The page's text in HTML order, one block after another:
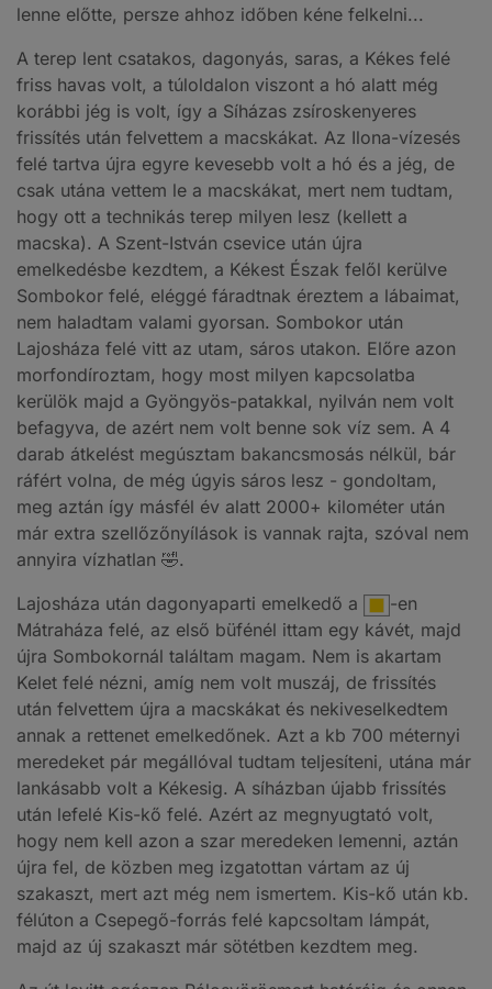
lenne előtte, persze ahhoz időben kéne felkelni...
A terep lent csatakos, dagonyás, saras, a Kékes felé
friss havas volt, a túloldalon viszont a hó alatt még
korábbi jég is volt, így a Síházas zsíroskenyeres
frissítés után felvettem a macskákat. Az Ilona-vízesés
felé tartva újra egyre kevesebb volt a hó és a jég, de
csak utána vettem le a macskákat, mert nem tudtam,
hogy ott a technikás terep milyen lesz (kellett a
macska). A Szent-István csevice után újra
emelkedésbe kezdtem, a Kékest Észak felől kerülve
Sombokor felé, eléggé fáradtnak éreztem a lábaimat,
nem haladtam valami gyorsan. Sombokor után
Lajosháza felé vitt az utam, sáros utakon. Előre azon
morfondíroztam, hogy most milyen kapcsolatba
kerülök majd a Gyöngyös-patakkal, nyilván nem volt
befagyva, de azért nem volt benne sok víz sem. A 4
darab átkelést megúsztam bakancsmosás nélkül, bár
ráfért volna, de még úgyis sáros lesz - gondoltam,
meg aztán így másfél év alatt 2000+ kilométer után
már extra szellőzőnyílások is vannak rajta, szóval nem
annyira vízhatlan 🤣.
Lajosháza után dagonyaparti emelkedő a
-en
Mátraháza felé, az első büfénél ittam egy kávét, majd
újra Sombokornál találtam magam. Nem is akartam
Kelet felé nézni, amíg nem volt muszáj, de frissítés
után felvettem újra a macskákat és nekiveselkedtem
annak a rettenet emelkedőnek. Azt a kb 700 méternyi
meredeket pár megállóval tudtam teljesíteni, utána már
lankásabb volt a Kékesig. A síházban újabb frissítés
után lefelé Kis-kő felé. Azért az megnyugtató volt,
hogy nem kell azon a szar meredeken lemenni, aztán
újra fel, de közben meg izgatottan vártam az új
szakaszt, mert azt még nem ismertem. Kis-kő után kb.
félúton a Csepegő-forrás felé kapcsoltam lámpát,
majd az új szakaszt már sötétben kezdtem meg.